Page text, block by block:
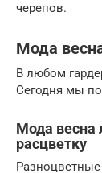
черепов.
Мода
В любом
Сегодня мы
Мода весна
расцветку